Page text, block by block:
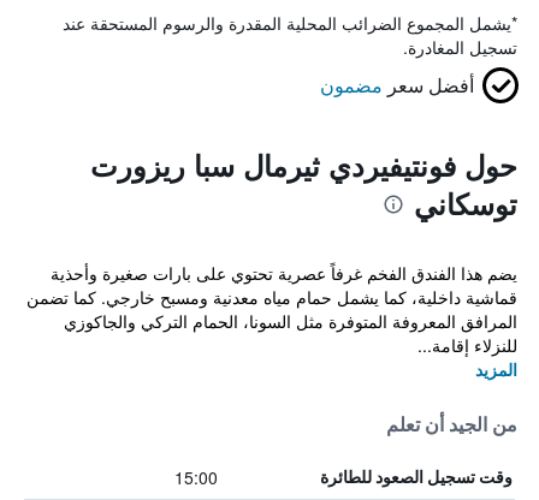
*يشمل المجموع الضرائب المحلية المقدرة والرسوم المستحقة عند
تسجيل المغادرة.
أفضل سعر مضمون
حول فونتيفيردي ثيرمال سبا ريزورت
توسكاني
يضم هذا الفندق الفخم غرفاً عصرية تحتوي على بارات صغيرة وأحذية
قماشية داخلية، كما يشمل حمام مياه معدنية ومسبح خارجي. كما تضمن
المرافق المعروفة المتوفرة مثل السونا، الحمام التركي والجاكوزي
للنزلاء إقامة...
المزيد
من الجيد أن تعلم
وقت تسجيل الصعود للطائرة 15:00